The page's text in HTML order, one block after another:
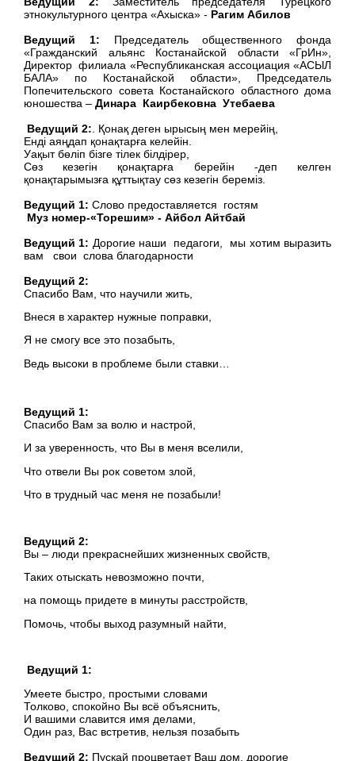
этнокультурного центра «Ахыска» - Рагим Абилов
Ведущий 1: Председатель общественного фонда
«Гражданский альянс Костанайской области «ГрИн»,
Директор филиала «Республиканская ассоциация «АСЫЛ
БАЛА» по Костанайской области», Председатель
Попечительского совета Костанайского областного дома
юношества – Динара Каирбековна Утебаева
Ведущий 2: . Қонақ деген ырысың мен мерейің,
Енді аяңдап қонақтарға келейін.
Уақыт бөліп бізге тілек білдірер,
Сөз кезегін қонақтарға берейін -деп келген
қонақтарымызға құттықтау сөз кезегін береміз.
Ведущий 1: Слово предоставляется гостям
Муз номер-«Торешим» - Айбол Айтбай
Ведущий 1: Дорогие наши педагоги, мы хотим выразить
вам свои слова благодарности
Ведущий 2:
Спасибо Вам, что научили жить,
Внеся в характер нужные поправки,
Я не смогу все это позабыть,
Ведь высоки в проблеме были ставки…
Ведущий 1:
Спасибо Вам за волю и настрой,
И за уверенность, что Вы в меня вселили,
Что отвели Вы рок советом злой,
Что в трудный час меня не позабыли!
Ведущий 2:
Вы – люди прекраснейших жизненных свойств,
Таких отыскать невозможно почти,
на помощь придете в минуты расстройств,
Помочь, чтобы выход разумный найти,
Ведущий 1:
Умеете быстро, простыми словами
Толково, спокойно Вы всё объяснить,
И вашими славится имя делами,
Один раз, Вас встретив, нельзя позабыть
Ведущий 2: Пускай процветает Ваш дом, дорогие